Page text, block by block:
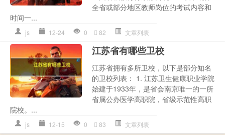
全省或部分地区教师岗位的考试内容和
时间一...
js 12-24 0 82 文章列表
江苏省有哪些卫校
江苏省拥有多所卫校，以下是部分知名
的卫校列表： 1. 江苏卫生健康职业学院
始建于1933年，是省会南京唯一的一所
省属公办医学高职院，省级示范性高职
院校。...
js 12-15 0 83 文章列表